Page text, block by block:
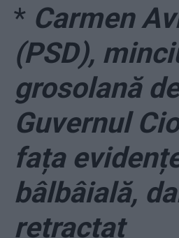
* Carmen
(PSD),
grosolană
Guvernul
fața
bâlbâială,
retractat